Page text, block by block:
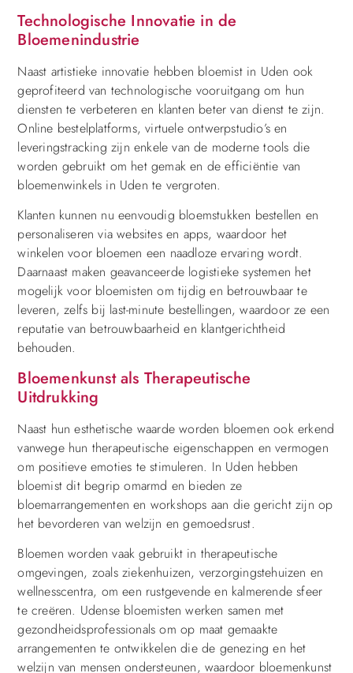
Technologische Innovatie in de
Bloemenindustrie
Naast artistieke innovatie hebben bloemist in Uden ook
geprofiteerd van technologische vooruitgang om hun
diensten te verbeteren en klanten beter van dienst te zijn.
Online bestelplatforms, virtuele ontwerpstudio’s en
leveringstracking zijn enkele van de moderne tools die
worden gebruikt om het gemak en de efficiëntie van
bloemenwinkels in Uden te vergroten.
Klanten kunnen nu eenvoudig bloemstukken bestellen en
personaliseren via websites en apps, waardoor het
winkelen voor bloemen een naadloze ervaring wordt.
Daarnaast maken geavanceerde logistieke systemen het
mogelijk voor bloemisten om tijdig en betrouwbaar te
leveren, zelfs bij last-minute bestellingen, waardoor ze een
reputatie van betrouwbaarheid en klantgerichtheid
behouden.
Bloemenkunst als Therapeutische
Uitdrukking
Naast hun esthetische waarde worden bloemen ook erkend
vanwege hun therapeutische eigenschappen en vermogen
om positieve emoties te stimuleren. In Uden hebben
bloemist dit begrip omarmd en bieden ze
bloemarrangementen en workshops aan die gericht zijn op
het bevorderen van welzijn en gemoedsrust.
Bloemen worden vaak gebruikt in therapeutische
omgevingen, zoals ziekenhuizen, verzorgingstehuizen en
wellnesscentra, om een rustgevende en kalmerende sfeer
te creëren. Udense bloemisten werken samen met
gezondheidsprofessionals om op maat gemaakte
arrangementen te ontwikkelen die de genezing en het
welzijn van mensen ondersteunen, waardoor bloemenkunst